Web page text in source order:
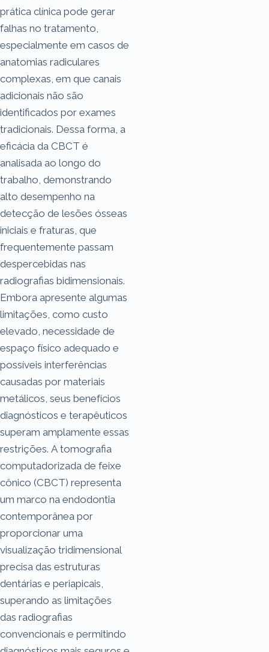
prática clínica pode gerar
falhas no tratamento,
especialmente em casos de
anatomias radiculares
complexas, em que canais
adicionais não são
identificados por exames
tradicionais. Dessa forma, a
eficácia da CBCT é
analisada ao longo do
trabalho, demonstrando
alto desempenho na
detecção de lesões ósseas
iniciais e fraturas, que
frequentemente passam
despercebidas nas
radiografias bidimensionais.
Embora apresente algumas
limitações, como custo
elevado, necessidade de
espaço físico adequado e
possíveis interferências
causadas por materiais
metálicos, seus benefícios
diagnósticos e terapêuticos
superam amplamente essas
restrições. A tomografia
computadorizada de feixe
cônico (CBCT) representa
um marco na endodontia
contemporânea por
proporcionar uma
visualização tridimensional
precisa das estruturas
dentárias e periapicais,
superando as limitações
das radiografias
convencionais e permitindo